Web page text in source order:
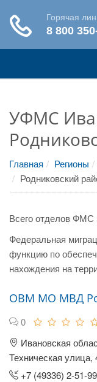
УФМС
Главная Регионы
Родниковский
Всего отделов ФМС
Федеральная
функцию по
нахождения на
ОВМ МО МВД
0
Ивановская
Техническая улица,
+7 (49336) 2-51-99